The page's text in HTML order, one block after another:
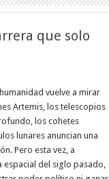
que solo
vuelve a mirar
Artemis, los telescopios
los cohetes
lunares anuncian una
Pero esta vez, a
del siglo pasado,